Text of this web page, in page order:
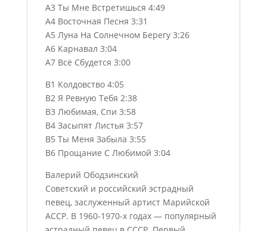
A3 Ты Мне Встретишься 4:49
А4 Восточная Песня 3:31
A5 Луна На Солнечном Берегу 3:26
A6 Карнавал 3:04
A7 Всё Сбудется 3:00
B1 Колдовство 4:05
B2 Я Ревную Тебя 2:38
B3 Любимая, Спи 3:58
B4 Засыпят Листья 3:57
B5 Ты Меня Забыла 3:55
B6 Прощание С Любимой 3:04
Валерий Ободзинский
Советский и российский эстрадный
певец, заслуженный артист Марийской
АССР. В 1960-1970-х годах — популярный